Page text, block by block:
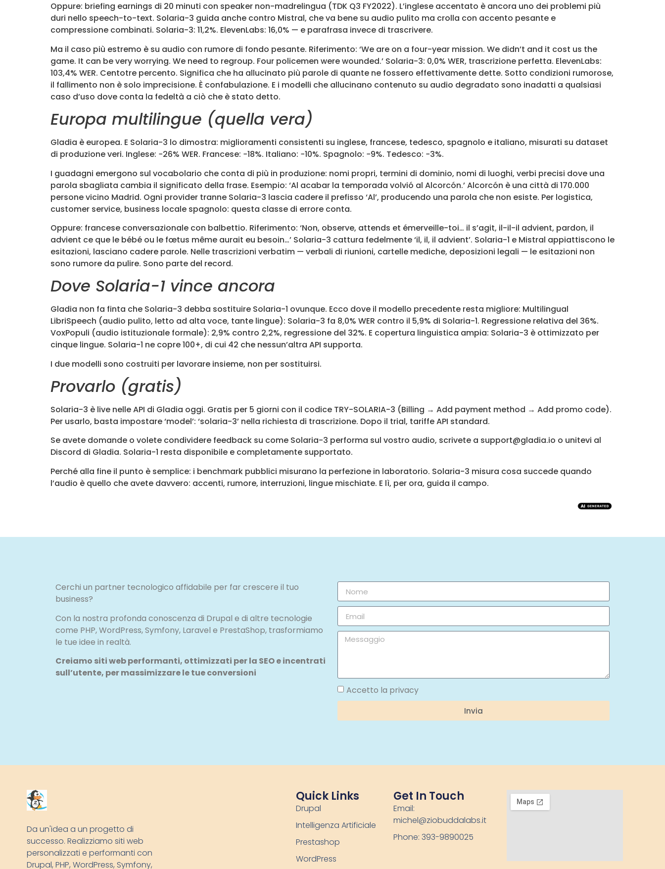
Oppure: briefing earnings di 20 minuti con speaker non-madrelingua (TDK Q3 FY2022). L’inglese accentato è ancora uno dei problemi più
duri nello speech-to-text. Solaria-3 guida anche contro Mistral, che va bene su audio pulito ma crolla con accento pesante e
compressione combinati. Solaria-3: 11,2%. ElevenLabs: 16,0% — e parafrasa invece di trascrivere.
Ma il caso più estremo è su audio con rumore di fondo pesante. Riferimento: ‘We are on a four-year mission. We didn’t and it cost us the
game. It can be very worrying. We need to regroup. Four policemen were wounded.’ Solaria-3: 0,0% WER, trascrizione perfetta. ElevenLabs:
103,4% WER. Centotre percento. Significa che ha allucinato più parole di quante ne fossero effettivamente dette. Sotto condizioni rumorose,
il fallimento non è solo imprecisione. È confabulazione. E i modelli che allucinano contenuto su audio degradato sono inadatti a qualsiasi
caso d’uso dove conta la fedeltà a ciò che è stato detto.
Europa multilingue (quella vera)
Gladia è europea. E Solaria-3 lo dimostra: miglioramenti consistenti su inglese, francese, tedesco, spagnolo e italiano, misurati su dataset
di produzione veri. Inglese: −26% WER. Francese: −18%. Italiano: −10%. Spagnolo: −9%. Tedesco: −3%.
I guadagni emergono sul vocabolario che conta di più in produzione: nomi propri, termini di dominio, nomi di luoghi, verbi precisi dove una
parola sbagliata cambia il significato della frase. Esempio: ‘Al acabar la temporada volvió al Alcorcón.’ Alcorcón è una città di 170.000
persone vicino Madrid. Ogni provider tranne Solaria-3 lascia cadere il prefisso ‘Al’, producendo una parola che non esiste. Per logistica,
customer service, business locale spagnolo: questa classe di errore conta.
Oppure: francese conversazionale con balbettio. Riferimento: ‘Non, observe, attends et émerveille-toi… il s’agit, il-il-il advient, pardon, il
advient ce que le bébé ou le fœtus même aurait eu besoin…’ Solaria-3 cattura fedelmente ‘il, il, il advient’. Solaria-1 e Mistral appiattiscono le
esitazioni, lasciano cadere parole. Nelle trascrizioni verbatim — verbali di riunioni, cartelle mediche, deposizioni legali — le esitazioni non
sono rumore da pulire. Sono parte del record.
Dove Solaria-1 vince ancora
Gladia non fa finta che Solaria-3 debba sostituire Solaria-1 ovunque. Ecco dove il modello precedente resta migliore: Multilingual
LibriSpeech (audio pulito, letto ad alta voce, tante lingue): Solaria-3 fa 8,0% WER contro il 5,9% di Solaria-1. Regressione relativa del 36%.
VoxPopuli (audio istituzionale formale): 2,9% contro 2,2%, regressione del 32%. E copertura linguistica ampia: Solaria-3 è ottimizzato per
cinque lingue. Solaria-1 ne copre 100+, di cui 42 che nessun’altra API supporta.
I due modelli sono costruiti per lavorare insieme, non per sostituirsi.
Provarlo (gratis)
Solaria-3 è live nelle API di Gladia oggi. Gratis per 5 giorni con il codice TRY-SOLARIA-3 (Billing → Add payment method → Add promo code).
Per usarlo, basta impostare ‘model’: ‘solaria-3’ nella richiesta di trascrizione. Dopo il trial, tariffe API standard.
Se avete domande o volete condividere feedback su come Solaria-3 performa sul vostro audio, scrivete a support@gladia.io o unitevi al
Discord di Gladia. Solaria-1 resta disponibile e completamente supportato.
Perché alla fine il punto è semplice: i benchmark pubblici misurano la perfezione in laboratorio. Solaria-3 misura cosa succede quando
l’audio è quello che avete davvero: accenti, rumore, interruzioni, lingue mischiate. E lì, per ora, guida il campo.
Cerchi un partner tecnologico affidabile per far crescere il tuo
business?
Con la nostra profonda conoscenza di Drupal e di altre tecnologie
come PHP, WordPress, Symfony, Laravel e PrestaShop, trasformiamo
le tue idee in realtà.
Creiamo siti web performanti, ottimizzati per la SEO e incentrati
sull’utente, per massimizzare le tue conversioni
Accetto la privacy
Invia
Da un'idea a un progetto di
successo. Realizziamo siti web
personalizzati e performanti con
Drupal, PHP, WordPress, Symfony,
Quick Links
Drupal
Intelligenza Artificiale
Prestashop
WordPress
Get In Touch
Email:
michel@ziobuddalabs.it
Phone: 393-9890025